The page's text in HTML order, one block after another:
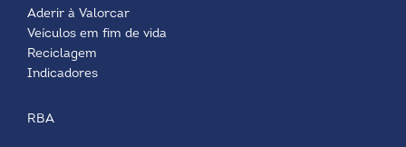
Aderir à Valorcar
Veículos em fim de vida
Reciclagem
Indicadores
RBA